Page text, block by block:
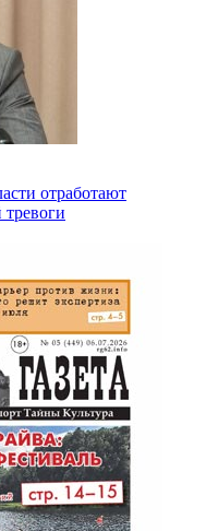
отработают